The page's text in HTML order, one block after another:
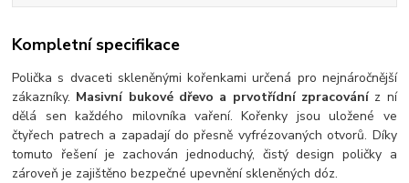
Kompletní specifikace
Polička s dvaceti skleněnými kořenkami určená pro nejnáročnější
zákazníky. Masivní bukové dřevo a prvotřídní zpracováníz ní
dělá sen každého milovníka vaření. Kořenky jsou uložené ve
čtyřech patrech a zapadají do přesně vyfrézovaných otvorů. Díky
tomuto řešení je zachován jednoduchý, čistý design poličky a
zároveň je zajištěno bezpečné upevnění skleněných dóz.